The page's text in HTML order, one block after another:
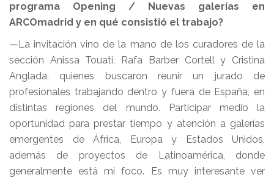
programa Opening / Nuevas galerías en
ARCOmadrid y en qué consistió el trabajo?
—La invitación vino de la mano de los curadores de la
sección Anissa Touati, Rafa Barber Cortell y Cristina
Anglada, quienes buscaron reunir un jurado de
profesionales trabajando dentro y fuera de España, en
distintas regiones del mundo. Participar medio la
oportunidad para prestar tiempo y atención a galerías
emergentes de África, Europa y Estados Unidos,
además de proyectos de Latinoamérica, donde
generalmente está mi foco. Es muy interesante ver